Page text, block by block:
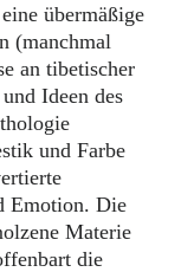
übermäßige
(manchmal
an tibetischer
Ideen des
und Farbe
Emotion. Die
Materie
die